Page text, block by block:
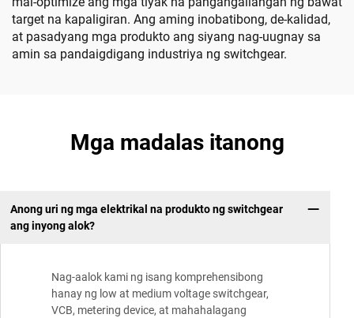
target na kapaligiran. Ang aming inobatibong, de-kalidad,
at pasadyang mga produkto ang siyang nag-uugnay sa
amin sa pandaigdigang industriya ng switchgear.
Mga madalas itanong
Anong uri ng mga elektrikal na produkto ng switchgear
ang inyong alok?
Nag-aalok kami ng isang komprehensibong
hanay ng low at medium voltage switchgear,
VCB, metering device, at mahahalagang